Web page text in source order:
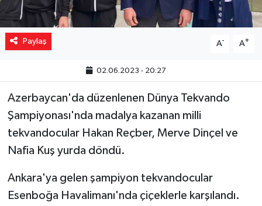
Paylaş A- A+
02.06.2023 - 20:27
Azerbaycan'da düzenlenen Dünya Tekvando
Şampiyonası'nda madalya kazanan milli
tekvandocular Hakan Reçber, Merve Dinçel ve
Nafia Kuş yurda döndü.
Ankara'ya gelen şampiyon tekvandocular
Esenboğa Havalimanı'nda çiçeklerle karşılandı.